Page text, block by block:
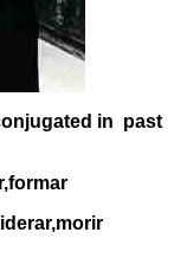
in past